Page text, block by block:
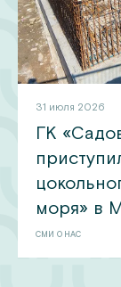
31 июля 2026
ГК
моря» в
СМИ О НАС